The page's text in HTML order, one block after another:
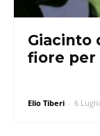
Giacinto
fiore
Elio Tiberi - 6